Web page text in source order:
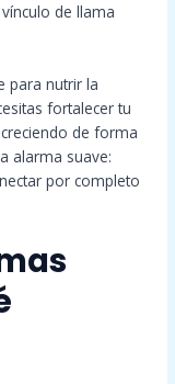
de llama
para nutrir la
fortalecer tu
de forma
alarma suave:
por completo